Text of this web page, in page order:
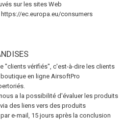
sur les sites Web
ec.europa.eu/consumers
"clients vérifiés", c'est-à-dire les clients
en ligne AirsoftPro
a la possibilité d'évaluer les produits
des liens vers des produits
e-mail, 15 jours après la conclusion